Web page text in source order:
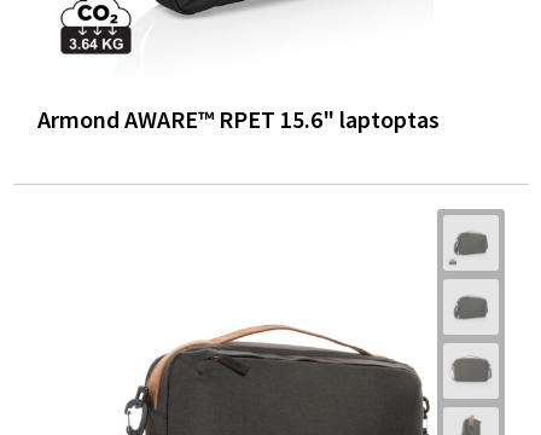
Armond AWARE™ RPET 15.6" laptoptas